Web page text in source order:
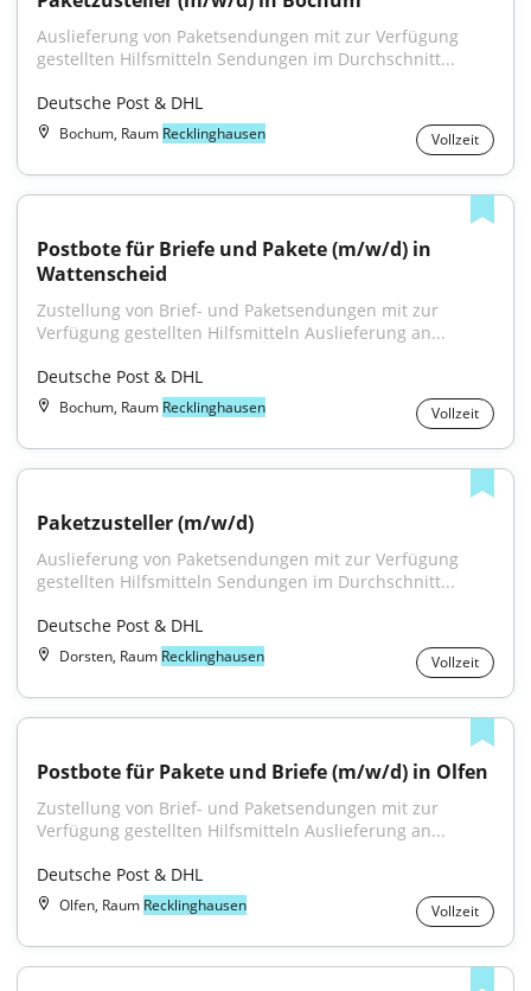
Auslieferung von Paketsendungen mit zur Verfügung
gestellten Hilfsmitteln Sendungen im Durchschnitt...
Deutsche Post & DHL
Bochum, Raum Recklinghausen Vollzeit
Postbote für Briefe und Pakete (m/w/d) in
Wattenscheid
Zustellung von Brief- und Paketsendungen mit zur
Verfügung gestellten Hilfsmitteln Auslieferung an...
Deutsche Post & DHL
Bochum, Raum Recklinghausen Vollzeit
Paketzusteller (m/w/d)
Auslieferung von Paketsendungen mit zur Verfügung
gestellten Hilfsmitteln Sendungen im Durchschnitt...
Deutsche Post & DHL
Dorsten, Raum Recklinghausen Vollzeit
Postbote für Pakete und Briefe (m/w/d) in Olfen
Zustellung von Brief- und Paketsendungen mit zur
Verfügung gestellten Hilfsmitteln Auslieferung an...
Deutsche Post & DHL
Olfen, Raum Recklinghausen Vollzeit